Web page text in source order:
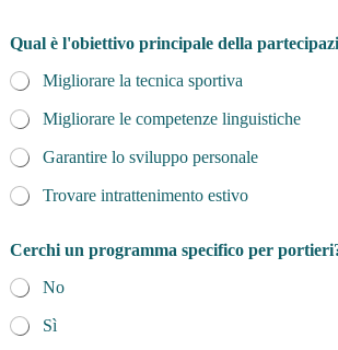
Qual è l'obiettivo principale della
Migliorare la tecnica sportiva
Migliorare le competenze linguistiche
Garantire lo sviluppo personale
Trovare intrattenimento estivo
Cerchi un programma specifico per
No
Sì